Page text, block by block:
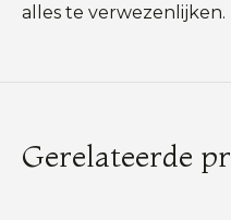
alles te verwezenlijken.
Gerelateerde